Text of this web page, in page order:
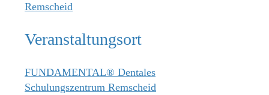
Remscheid
Veranstaltungsort
FUNDAMENTAL® Dentales
Schulungszentrum Remscheid